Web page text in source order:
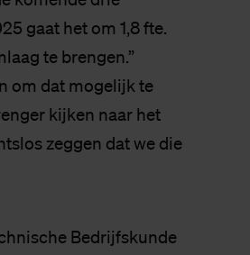
gaat het om 1,8 fte.
te brengen.”
om dat mogelijk te
kijken naar het
zeggen dat we die
Bedrijfskunde